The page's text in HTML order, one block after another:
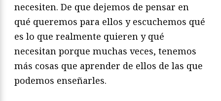
necesiten. De que dejemos de pensar en
qué queremos para ellos y escuchemos qué
es lo que realmente quieren y qué
necesitan porque muchas veces, tenemos
más cosas que aprender de ellos de las que
podemos enseñarles.